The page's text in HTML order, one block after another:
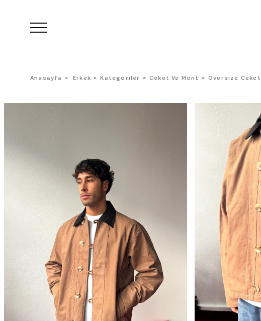
Anasayfa Erkek Kategoriler Ceket Ve Mont Oversize Ceket